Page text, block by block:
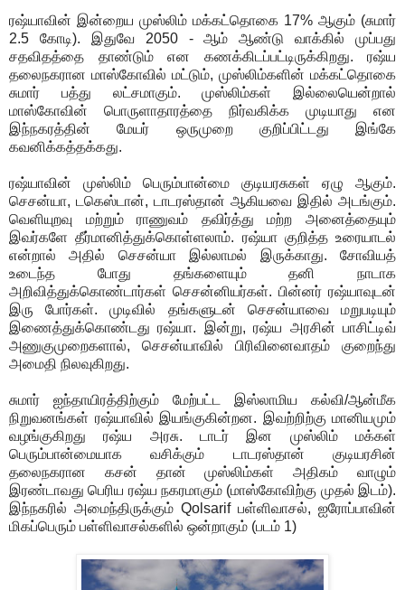
ரஷ்யாவின் இன்றைய முஸ்லிம் மக்கட்தொகை 17% ஆகும் (சுமார்
2.5 கோடி). இதுவே 2050 - ஆம் ஆண்டு வாக்கில் முப்பது
சதவிதத்தை தாண்டும் என கணக்கிடப்பட்டிருக்கிறது. ரஷ்ய
தலைநகரான மாஸ்கோவில் மட்டும், முஸ்லிம்களின் மக்கட்தொகை
சுமார் பத்து லட்சமாகும். முஸ்லிம்கள் இல்லையென்றால்
மாஸ்கோவின் பொருளாதாரத்தை நிர்வகிக்க முடியாது என
இந்நகரத்தின் மேயர் ஒருமுறை குறிப்பிட்டது இங்கே
கவனிக்கத்தக்கது.
ரஷ்யாவின் முஸ்லிம் பெரும்பான்மை குடியரசுகள் ஏழு ஆகும்.
செசன்யா, டகெஸ்டான், டாடரஸ்தான் ஆகியவை இதில் அடங்கும்.
வெளியுறவு மற்றும் ராணுவம் தவிர்த்து மற்ற அனைத்தையும்
இவர்களே தீர்மானித்துக்கொள்ளலாம். ரஷ்யா குறித்த உரையாடல்
என்றால் அதில் செசன்யா இல்லாமல் இருக்காது. சோவியத்
உடைந்த போது தங்களையும் தனி நாடாக
அறிவித்துக்கொண்டார்கள் செசன்னியர்கள். பின்னர் ரஷ்யாவுடன்
இரு போர்கள். முடிவில் தங்களுடன் செசன்யாவை மறுபடியும்
இணைத்துக்கொண்டது ரஷ்யா. இன்று, ரஷ்ய அரசின் பாசிட்டிவ்
அணுகுமுறைகளால், செசன்யாவில் பிரிவினைவாதம் குறைந்து
அமைதி நிலவுகிறது.
சுமார் ஐந்தாயிரத்திற்கும் மேற்பட்ட இஸ்லாமிய கல்வி/ஆன்மீக
நிறுவனங்கள் ரஷ்யாவில் இயங்குகின்றன. இவற்றிற்கு மானியமும்
வழங்குகிறது ரஷ்ய அரசு. டாடர் இன முஸ்லிம் மக்கள்
பெரும்பான்மையாக வசிக்கும் டாடரஸ்தான் குடியரசின்
தலைநகரான கசன் தான் முஸ்லிம்கள் அதிகம் வாழும்
இரண்டாவது பெரிய ரஷ்ய நகரமாகும் (மாஸ்கோவிற்கு முதல் இடம்).
இந்நகரில் அமைந்திருக்கும் Qolsarif பள்ளிவாசல், ஐரோப்பாவின்
மிகப்பெரும் பள்ளிவாசல்களில் ஒன்றாகும் (படம் 1)